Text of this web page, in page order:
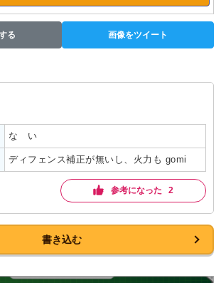
る 画像をツイート
な　い
ディフェンス補正が無いし、火力も gomi
参考になった 2
書き込む